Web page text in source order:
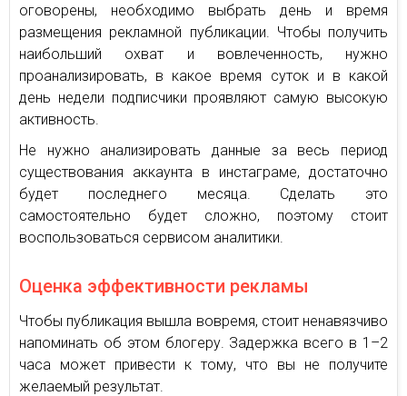
оговорены, необходимо выбрать день и время
размещения рекламной публикации. Чтобы получить
наибольший охват и вовлеченность, нужно
проанализировать, в какое время суток и в какой
день недели подписчики проявляют самую высокую
активность.
Не нужно анализировать данные за весь период
существования аккаунта в инстаграме, достаточно
будет последнего месяца. Сделать это
самостоятельно будет сложно, поэтому стоит
воспользоваться сервисом аналитики.
Оценка эффективности рекламы
Чтобы публикация вышла вовремя, стоит ненавязчиво
напоминать об этом блогеру. Задержка всего в 1–2
часа может привести к тому, что вы не получите
желаемый результат.